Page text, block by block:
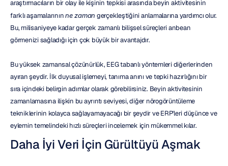
araştırmacıların bir olay ile kişinin tepkisi arasında beyin aktivitesinin
farklı aşamalarının ne zaman gerçekleştiğini anlamalarına yardımcı olur.
Bu, milisaniyeye kadar gerçek zamanlı bilişsel süreçleri anbean
görmenizi sağladığı için çok büyük bir avantajdır.
Bu yüksek zamansal çözünürlük, EEG tabanlı yöntemleri diğerlerinden
ayıran şeydir. İlk duyusal işlemeyi, tanıma anını ve tepki hazırlığını bir
sıra içindeki belirgin adımlar olarak görebilirsiniz. Beyin aktivitesinin
zamanlamasına ilişkin bu ayrıntı seviyesi, diğer nörogörüntüleme
tekniklerinin kolayca sağlayamayacağı bir şeydir ve ERP'leri düşünce ve
eylemin temelindeki hızlı süreçleri incelemek için mükemmel kılar.
Daha İyi Veri İçin Gürültüyü Aşmak